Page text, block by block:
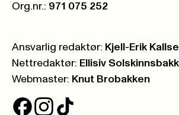
Org.nr.: 971 075 252
Ansvarlig redaktør: Kjell-Erik
Nettredaktør: Ellisiv Solskinnsbakk
Webmaster: Knut Brobakken